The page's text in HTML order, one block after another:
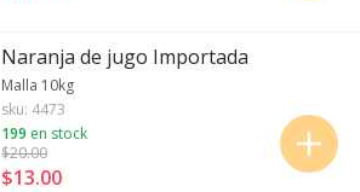
Naranja de jugo Importada
Malla 10kg
sku: 4473
199 en stock
$20.00
$13.00